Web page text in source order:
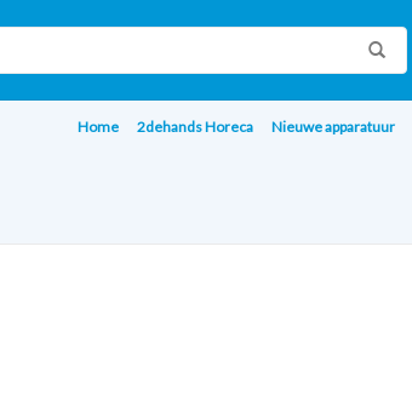
Home 2dehands Horeca Nieuwe apparatuur